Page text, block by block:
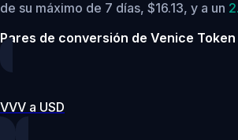
de su máximo de 7 días, $16.13, y a un
Pares de conversión de Venice
VVV a USD